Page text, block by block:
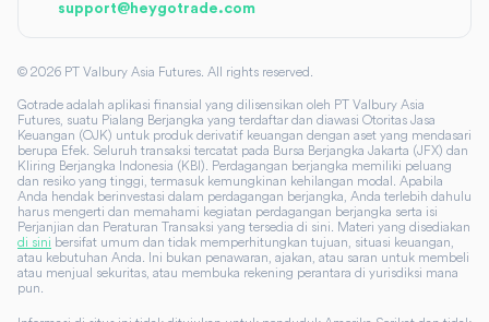
support@heygotrade.com
© 2026 PT Valbury Asia Futures. All rights reserved.
Gotrade adalah aplikasi finansial yang dilisensikan oleh PT Valbury Asia
Futures, suatu Pialang Berjangka yang terdaftar dan diawasi Otoritas Jasa
Keuangan (OJK) untuk produk derivatif keuangan dengan aset yang mendasari
berupa Efek. Seluruh transaksi tercatat pada Bursa Berjangka Jakarta (JFX) dan
Kliring Berjangka Indonesia (KBI). Perdagangan berjangka memiliki peluang
dan resiko yang tinggi, termasuk kemungkinan kehilangan modal. Apabila
Anda hendak berinvestasi dalam perdagangan berjangka, Anda terlebih dahulu
harus mengerti dan memahami kegiatan perdagangan berjangka serta isi
Perjanjian dan Peraturan Transaksi yang tersedia di sini. Materi yang disediakan
di sini bersifat umum dan tidak memperhitungkan tujuan, situasi keuangan,
atau kebutuhan Anda. Ini bukan penawaran, ajakan, atau saran untuk membeli
atau menjual sekuritas, atau membuka rekening perantara di yurisdiksi mana
pun.